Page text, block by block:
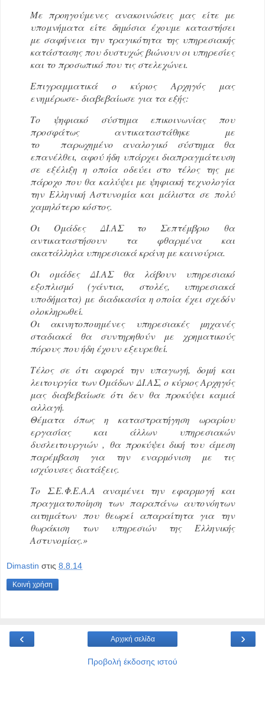
Με προηγούμενες ανακοινώσεις μας είτε με
υπομνήματα είτε δημόσια έχουμε καταστήσει
με σαφήνεια την τραγικότητα της υπηρεσιακής
κατάστασης που δυστυχώς βιώνουν οι υπηρεσίες
και το προσωπικό που τις στελεχώνει.
Επιγραμματικά ο κύριος Αρχηγός μας
ενημέρωσε- διαβεβαίωσε για τα εξής:
Το ψηφιακό σύστημα επικοινωνίας που
προσφάτως αντικαταστάθηκε με
το
παρωχημένο αναλογικό σύστημα θα
επανέλθει, αφού ήδη υπάρχει διαπραγμάτευση
σε εξέλιξη η οποία οδεύει στο τέλος της με
πάροχο που θα καλύψει με ψηφιακή τεχνολογία
την Ελληνική Αστυνομία και μάλιστα σε πολύ
χαμηλότερο κόστος.
Οι Ομάδες ΔΙ.ΑΣ το Σεπτέμβριο θα
αντικαταστήσουν τα φθαρμένα και
ακατάλληλα υπηρεσιακά κράνη με καινούρια.
Οι ομάδες ΔΙ.ΑΣ θα λάβουν υπηρεσιακό
εξοπλισμό (γάντια, στολές, υπηρεσιακά
υποδήματα) με διαδικασία η οποία έχει σχεδόν
ολοκληρωθεί.
Οι ακινητοποιημένες υπηρεσιακές μηχανές
σταδιακά θα συντηρηθούν με χρηματικούς
πόρους που ήδη έχουν εξευρεθεί.
Τέλος σε ότι αφορά την υπαγωγή, δομή και
λειτουργία των Ομάδων ΔΙ.ΑΣ, ο κύριος Αρχηγός
μας διαβεβαίωσε ότι δεν θα προκύψει καμιά
αλλαγή.
Θέματα όπως η καταστρατήγηση ωραρίου
εργασίας και άλλων υπηρεσιακών
δυσλειτουργιών , θα προκύψει δική του άμεση
παρέμβαση για την εναρμόνιση με τις
ισχύουσες διατάξεις.
Το Σ.Ε.Φ.Ε.Α.Α αναμένει την εφαρμογή και
πραγματοποίηση των παραπάνω αυτονόητων
αιτημάτων που θεωρεί απαραίτητα για την
θωράκιση των υπηρεσιών της Ελληνικής
Αστυνομίας.»
Dimastin στις 8.8.14
Κοινή χρήση
‹ ›
Αρχική σελίδα
Προβολή έκδοσης ιστού